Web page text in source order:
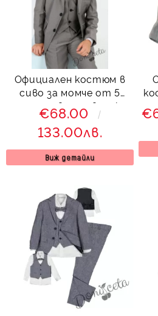
Официален костюм в
сиво за момче от 5
части с вратовръзка
536287 Сивина
€68.00
133.00лв.
Виж детайли